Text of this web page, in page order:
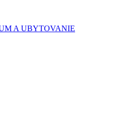
A UBYTOVANIE